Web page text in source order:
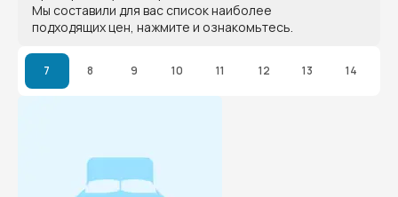
Мы составили для вас список наиболее
подходящих цен, нажмите и ознакомьтесь.
7 8 9 10 11 12 13 14